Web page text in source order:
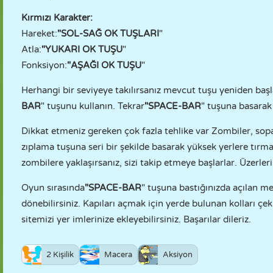
Kırmızı Karakter:
Hareket:"SOL-SAĞ OK TUŞLARI"
Atla:"YUKARI OK TUŞU"
Fonksiyon:"AŞAĞI OK TUŞU"
Herhangi bir seviyeye takılırsanız mevcut tuşu yeniden
BAR" tuşunu kullanın. Tekrar"SPACE-BAR" tuşuna
Dikkat etmeniz gereken çok fazla tehlike var Zombiler,
zıplama tuşuna seri bir şekilde basarak yüksek yerlere
zombilere yaklaşırsanız, sizi takip etmeye başlarlar.
Oyun sırasında"SPACE-BAR" tuşuna bastığınızda açılan
dönebilirsiniz. Kapıları açmak için yerde bulunan kolları
sitemizi yer imlerinize ekleyebilirsiniz. Başarılar dileriz.
2 Kişilik Macera Aksiyon